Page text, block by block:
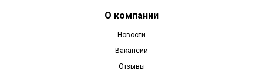
О компании
Новости
Вакансии
Отзывы